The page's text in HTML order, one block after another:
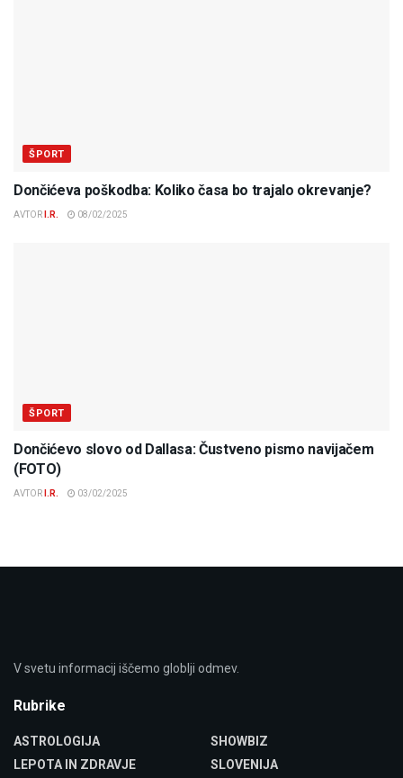
ŠPORT
Dončićeva poškodba: Koliko časa bo trajalo okrevanje?
AVTOR I.R. 08/02/2025
ŠPORT
Dončićevo slovo od Dallasa: Čustveno pismo navijačem
(FOTO)
AVTOR I.R. 03/02/2025
V svetu informacij iščemo globlji odmev.
Rubrike
ASTROLOGIJA
LEPOTA IN ZDRAVJE
SHOWBIZ
SLOVENIJA